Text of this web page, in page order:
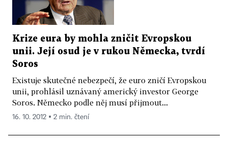
Krize eura by mohla zničit Evropskou
unii. Její osud je v rukou Německa, tvrdí
Soros
Existuje skutečné nebezpečí, že euro zničí Evropskou
unii, prohlásil uznávaný americký investor George
Soros. Německo podle něj musí přijmout...
16. 10. 2012 ▪ 2 min. čtení